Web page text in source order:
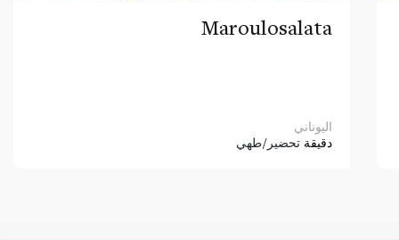
Maroulosalata
اليوناني
دقيقة تحضير/طهي